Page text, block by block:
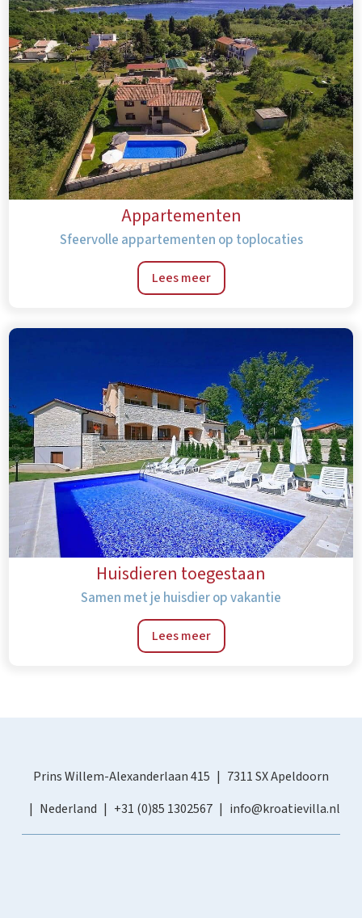
Appartementen
Sfeervolle appartementen op toplocaties
Lees meer
Huisdieren toegestaan
Samen met je huisdier op vakantie
Lees meer
Prins Willem-Alexanderlaan 415
7311 SX Apeldoorn
Nederland
+31 (0)85 1302567 info@kroatievilla.nl